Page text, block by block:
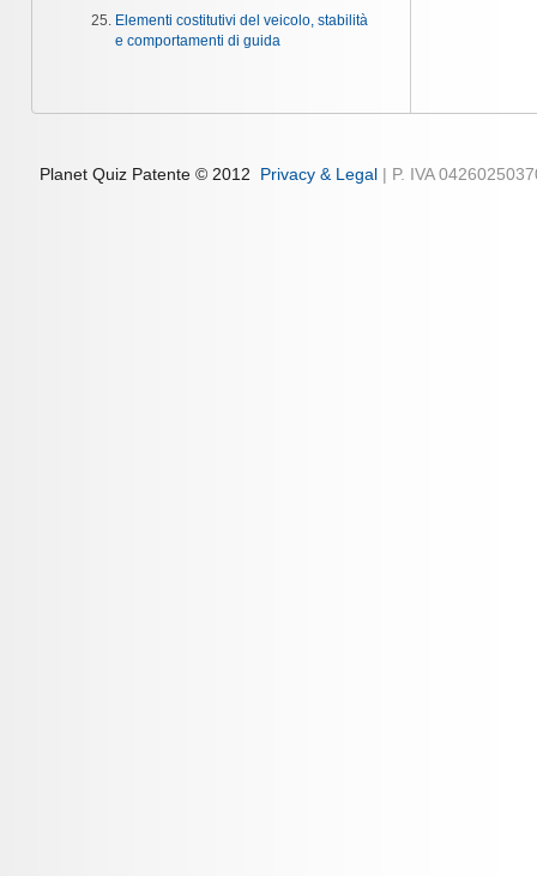
Elementi costitutivi del veicolo, stabilità
e comportamenti di guida
Planet Quiz Patente © 2012 Privacy & Legal | P. IVA